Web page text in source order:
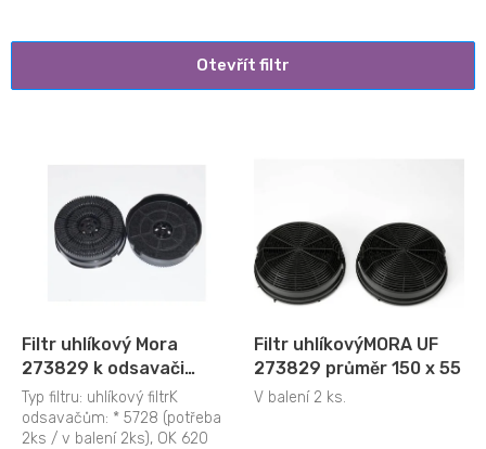
Otevřít filtr
Filtr uhlíkový Mora
273829 k odsavači
5728
Typ filtru: uhlíkový filtrK
odsavačům: * 5728 (potřeba
2ks / v balení 2ks), OK 620
Filtr uhlíkovýMORA UF
273829 průměr 150 x 55
V balení 2 ks.